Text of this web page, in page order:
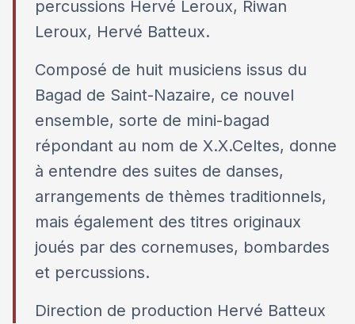
percussions Hervé Leroux, Riwan
Leroux, Hervé Batteux.
Composé de huit musiciens issus du
Bagad de Saint-Nazaire, ce nouvel
ensemble, sorte de mini-bagad
répondant au nom de X.X.Celtes, donne
à entendre des suites de danses,
arrangements de thèmes traditionnels,
mais également des titres originaux
joués par des cornemuses, bombardes
et percussions.
Direction de production Hervé Batteux